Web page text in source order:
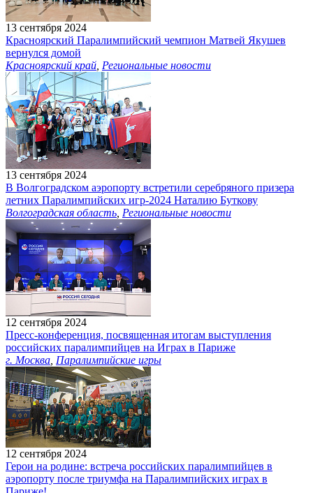
13 сентября 2024
Красноярский Паралимпийский чемпион Матвей Якушев
вернулся домой
Красноярский край Региональные новости
13 сентября 2024
В Волгоградском аэропорту встретили серебряного призера
летних Паралимпийских игр-2024 Наталию Буткову
Волгоградская область Региональные новости
12 сентября 2024
Пресс-конференция, посвященная итогам выступления
российских паралимпийцев на Играх в Париже
г. Москва Паралимпийские игры
12 сентября 2024
Герои на родине: встреча российских паралимпийцев в
аэропорту после триумфа на Паралимпийских играх в